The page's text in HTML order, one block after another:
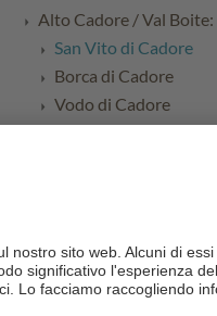
Alto Cadore / Val Boite:
San Vito di Cadore
Borca di Cadore
Vodo di Cadore
Padola Comelico
Comelico Superiore
San Nicolò di Comelico